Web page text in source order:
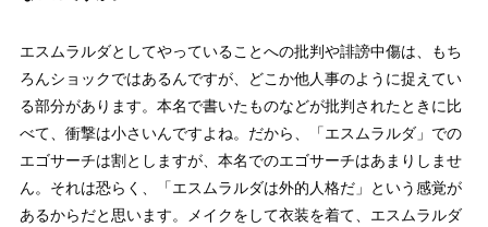
エスムラルダとしてやっていることへの批判や誹謗中傷は、もち
ろんショックではあるんですが、どこか他人事のように捉えてい
る部分があります。本名で書いたものなどが批判されたときに比
べて、衝撃は小さいんですよね。だから、「エスムラルダ」での
エゴサーチは割としますが、本名でのエゴサーチはあまりしませ
ん。それは恐らく、「エスムラルダは外的人格だ」という感覚が
あるからだと思います。メイクをして衣装を着て、エスムラルダ